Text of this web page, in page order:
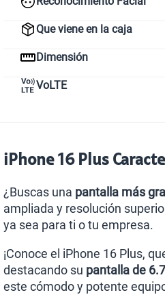
Que viene en la caja
Dimensión
VoLTE
iPhone 16 Plus
¿Buscas una pantalla más
ampliada y resolución
ya sea para ti o tu empresa.
¡Conoce el iPhone 16 Plus,
destacando su pantalla de
este cómodo y potente